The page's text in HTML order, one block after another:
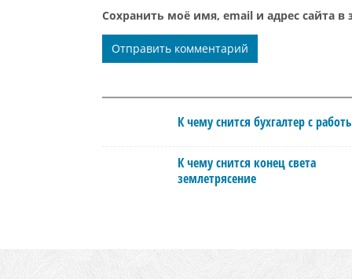
Сохранить моё имя, email и адрес сайта
К чему снится бухгалтер с
К чему снится конец света
землетрясение